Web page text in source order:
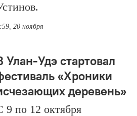
20 ноября
Улан-Удэ стартовал
«Хроники
деревень»
9 по 12 октября